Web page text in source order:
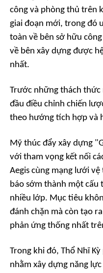
công và phòng thủ trên
giai đoạn mới, trong đó
toàn về bên sở hữu
về bên xây dựng được
nhất.
Trước những thách thức
đầu điều chỉnh chiến
theo hướng tích hợp và
Mỹ thúc đẩy xây dựng
với tham vọng kết nối
Aegis cùng mạng lưới
báo sớm thành một cấu
nhiều lớp. Mục tiêu
đánh chặn mà còn tạo
phản ứng thống nhất
Trong khi đó, Thổ Nhĩ
nhằm xây dựng năng